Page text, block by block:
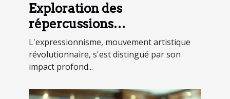
Exploration des
répercussions
psychologiques des œuvres
expressionnistes
L'expressionnisme, mouvement artistique
révolutionnaire, s'est distingué par son
impact profond...